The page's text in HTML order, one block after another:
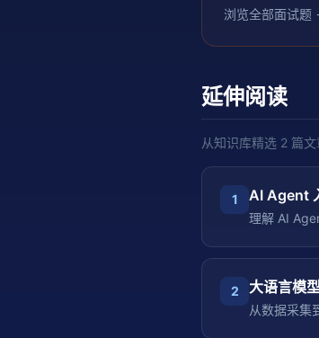
浏览全部面试题
延伸阅读
从知识库精选 2 篇文
1 AI Agent
理解 AI
2 大语言模
从数据采集